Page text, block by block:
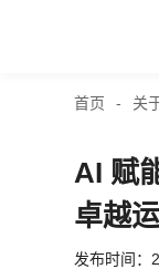
产品与服务
首页 - 关
AI 赋
卓越
发布时间：